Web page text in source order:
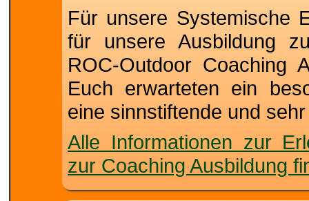
Für unsere Systemische
für unsere Ausbildung
ROC-Outdoor Coaching
Euch erwarteten ein
eine sinnstiftende und
Alle Informationen zur
zur Coaching Ausbildung